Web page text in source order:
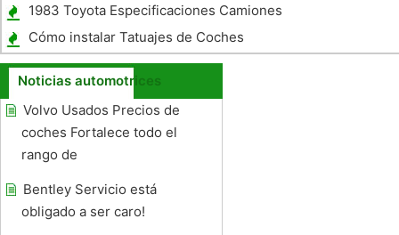
1983 Toyota Especificaciones Camiones
Cómo instalar Tatuajes de Coches
Noticias automotrices
Volvo Usados ​​Precios de
coches Fortalece todo el
rango de
Bentley Servicio está
obligado a ser caro!